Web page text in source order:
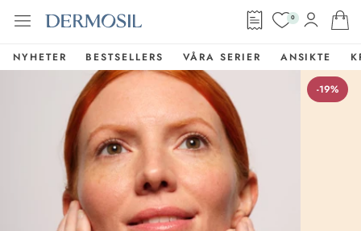
0
NYHETER BESTSELLERS VÅRA SERIER ANSIKTE
-19%